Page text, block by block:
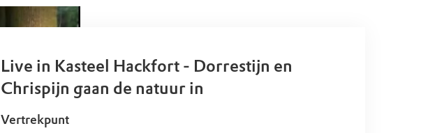
Live in Kasteel Hackfort - Dorrestijn en
Chrispijn gaan de natuur in
Vertrekpunt